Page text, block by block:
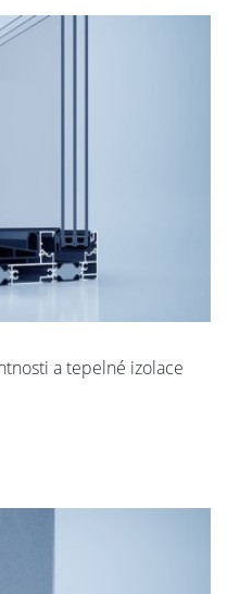
a tepelné izolace